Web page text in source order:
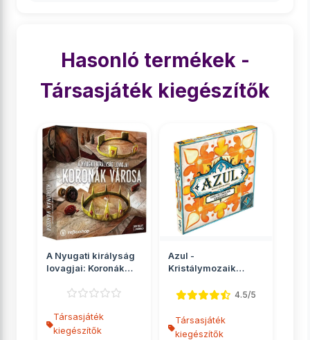
Hasonló termékek -
Társasjáték kiegészítők
A Nyugati királyság
lovagjai: Koronák
Társasjáték
kiegészítők
Azul -
Kristálymozaik
kiegészítő
4.5/5
Társasjáték
kiegészítők